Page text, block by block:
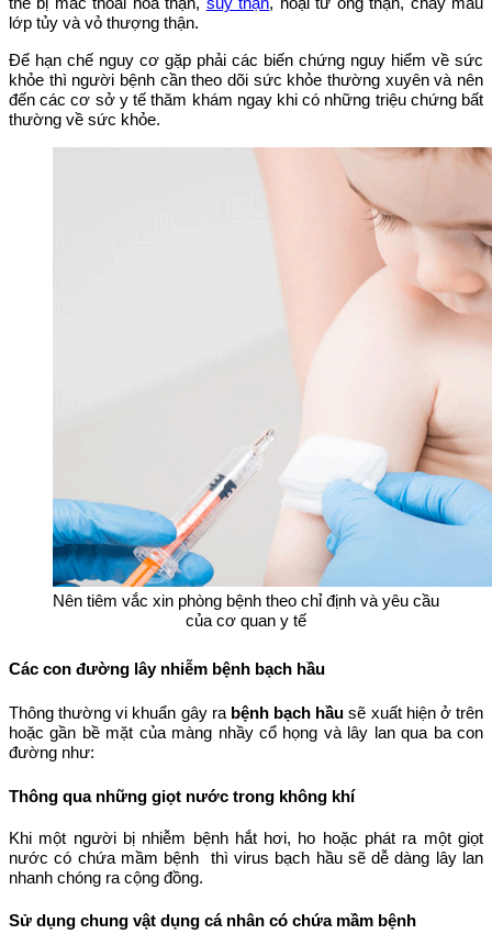
lớp tủy và vỏ thượng thận.
Để hạn chế nguy cơ gặp phải các biến chứng nguy hiểm về sức
khỏe thì người bệnh cần theo dõi sức khỏe thường xuyên và nên
đến các cơ sở y tế thăm khám ngay khi có những triệu chứng bất
thường về sức khỏe.
Nên tiêm vắc xin phòng bệnh theo chỉ định và yêu cầu
của cơ quan y tế
Các con đường lây nhiễm bệnh bạch hầu
Thông thường vi khuẩn gây ra bệnh bạch hầu sẽ xuất hiện ở trên
hoặc gần bề mặt của màng nhầy cổ họng và lây lan qua ba con
đường như:
Thông qua những giọt nước trong không khí
Khi một người bị nhiễm bệnh hắt hơi, ho hoặc phát ra một giọt
nước có chứa mầm bệnh thì virus bạch hầu sẽ dễ dàng lây lan
nhanh chóng ra cộng đồng.
Sử dụng chung vật dụng cá nhân có chứa mầm bệnh